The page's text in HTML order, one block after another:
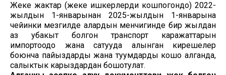
Жеке жактар (жеке ишкерлерди кошпогондо) 2022-
жылдын 1-январынан 2025-жылдын 1-январына
чейинки мезгилде алардын менчигинде бир жылдан
аз убакыт болгон транспорт каражаттарын
импортоодо жана сатууда алынган кирешелер
боюнча пайыздарды жана туумдарды кошо алганда,
салыктык карыздардан бошотулат.